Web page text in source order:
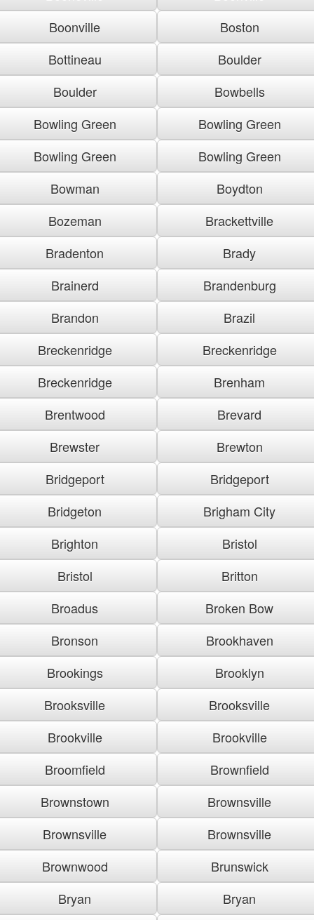
Boonville
Boston
Bottineau
Boulder
Boulder
Bowbells
Bowling Green
Bowling Green
Bowling Green
Bowling Green
Bowman
Boydton
Bozeman
Brackettville
Bradenton
Brady
Brainerd
Brandenburg
Brandon
Brazil
Breckenridge
Breckenridge
Breckenridge
Brenham
Brentwood
Brevard
Brewster
Brewton
Bridgeport
Bridgeport
Bridgeton
Brigham City
Brighton
Bristol
Bristol
Britton
Broadus
Broken Bow
Bronson
Brookhaven
Brookings
Brooklyn
Brooksville
Brooksville
Brookville
Brookville
Broomfield
Brownfield
Brownstown
Brownsville
Brownsville
Brownsville
Brownwood
Brunswick
Bryan
Bryan